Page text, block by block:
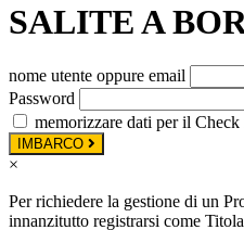
SALITE A
nome utente oppure email
Password
memorizzare dati per il Check
IMBARCO
×
Per richiedere la gestione di un
innanzitutto registrarsi come